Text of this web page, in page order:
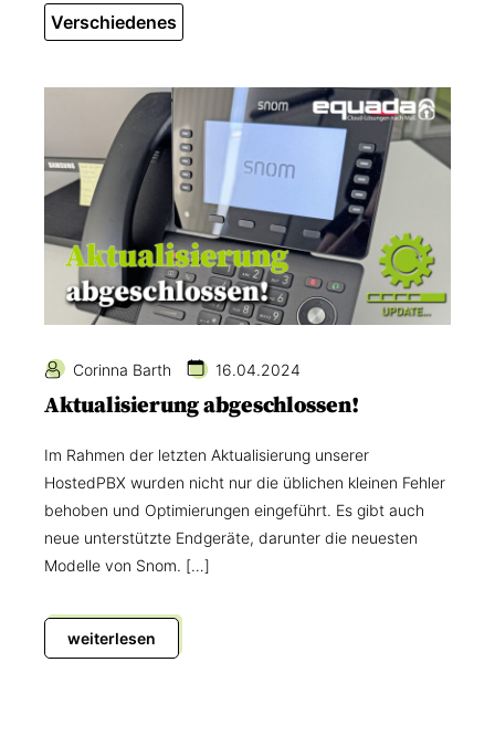
Verschiedenes
Corinna Barth 16.04.2024
Aktualisierung abgeschlossen!
Im Rahmen der letzten Aktualisierung unserer
HostedPBX wurden nicht nur die üblichen kleinen Fehler
behoben und Optimierungen eingeführt. Es gibt auch
neue unterstützte Endgeräte, darunter die neuesten
Modelle von Snom. […]
weiterlesen